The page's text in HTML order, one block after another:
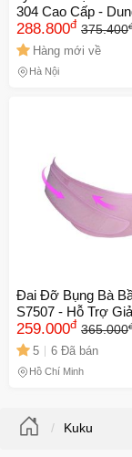
304 Cao Cấp -
600ml & 900ml,
8h, Lạnh 20h, Phụ
Sinh và Sticker
288.800đ 375.400
Hàng mới về
Hà Nội
Đai Đỡ Bụng Bà
S7507 - Hỗ Trợ
Lượng Vùng Eo,
Bụng Trong Thai
Liệu Thoáng Khí,
Cho Mẹ Bầu
259.000đ 365.000
5 6 Đã bán
Hồ Chí Minh
Kuku